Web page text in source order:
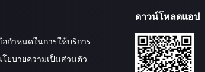
กำหนดในการให้บริการ
ยบายความเป็นส่วนตัว
ดาวน์โหลดแอป